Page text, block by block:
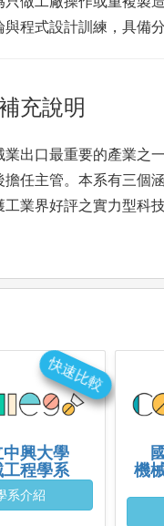
程式設計訓練，具備
充說明
出口最重要的產業之
擔任主管。本系有三個
業界好評之實力型科技
中興大學
工程學系
系介紹
快速比較
機